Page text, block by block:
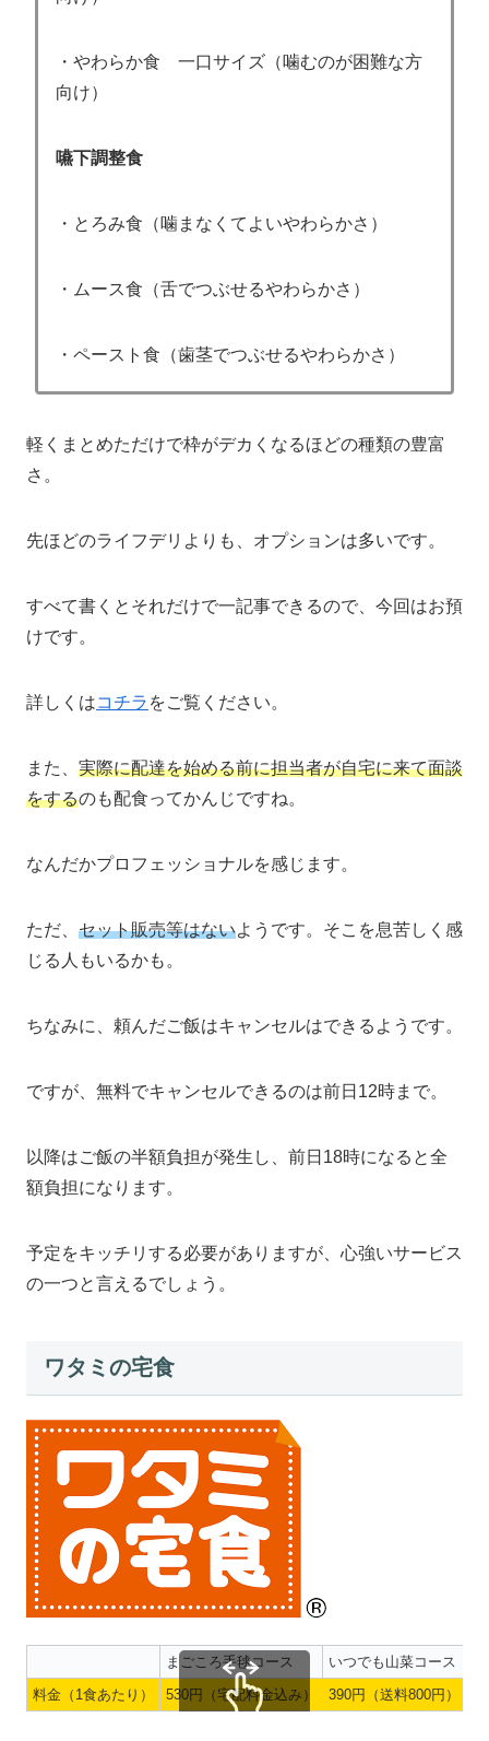
・やわらか食 一口サイズ（噛むのが困難な方
向け）
嚥下調整食
・とろみ食（噛まなくてよいやわらかさ）
・ムース食（舌でつぶせるやわらかさ）
・ペースト食（歯茎でつぶせるやわらかさ）
軽くまとめただけで枠がデカくなるほどの種類の豊富
さ。
先ほどのライフデリよりも、オプションは多いです。
すべて書くとそれだけで一記事できるので、今回はお預
けです。
詳しくはコチラ をご覧ください。
また、 実際に配達を始める前に担当者が自宅に来て面談
をするのも配食ってかんじですね。
なんだかプロフェッショナルを感じます。
ただ、 セット販売等はないようです。そこを息苦しく感
じる人もいるかも。
ちなみに、頼んだご飯はキャンセルはできるようです。
ですが、無料でキャンセルできるのは前日12時まで。
以降はご飯の半額負担が発生し、前日18時になると全
額負担になります。
予定をキッチリする必要がありますが、心強いサービス
の一つと言えるでしょう。
ワタミの宅食
まごころ手毬コース
いつでも山菜コース
料金（1食あたり）
530円（宅配料金込み） 390円（送料800円）